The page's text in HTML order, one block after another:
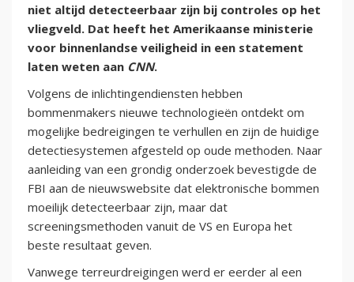
niet altijd detecteerbaar zijn bij controles op het
vliegveld. Dat heeft het Amerikaanse ministerie
voor binnenlandse veiligheid in een statement
laten weten aan CNN.
Volgens de inlichtingendiensten hebben
bommenmakers nieuwe technologieën ontdekt om
mogelijke bedreigingen te verhullen en zijn de huidige
detectiesystemen afgesteld op oude methoden. Naar
aanleiding van een grondig onderzoek bevestigde de
FBI aan de nieuwswebsite dat elektronische bommen
moeilijk detecteerbaar zijn, maar dat
screeningsmethoden vanuit de VS en Europa het
beste resultaat geven.
Vanwege terreurdreigingen werd er eerder al een